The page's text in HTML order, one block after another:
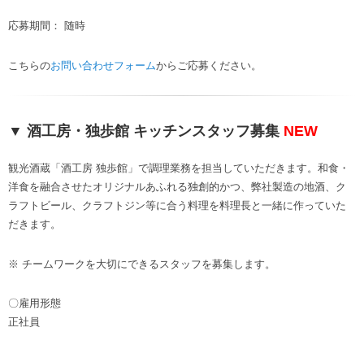
応募期間： 随時
こちらのお問い合わせフォームからご応募ください。
▼ 酒工房・独歩館 キッチンスタッフ募集 NEW
観光酒蔵「酒工房 独歩館」で調理業務を担当していただきます。和食・
洋食を融合させたオリジナルあふれる独創的かつ、弊社製造の地酒、ク
ラフトビール、クラフトジン等に合う料理を料理長と一緒に作っていた
だきます。
※ チームワークを大切にできるスタッフを募集します。
〇雇用形態
正社員